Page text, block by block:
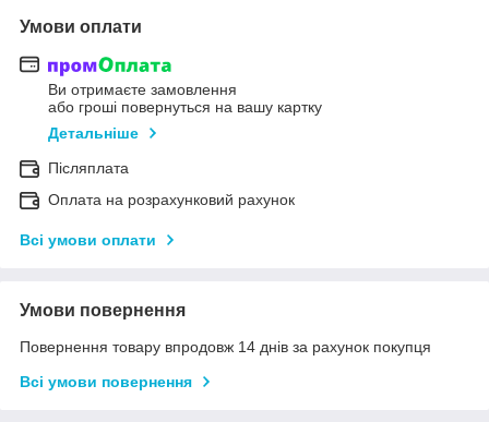
Умови оплати
Ви отримаєте замовлення
або гроші повернуться на вашу картку
Детальніше
Післяплата
Оплата на розрахунковий рахунок
Всі умови оплати
Умови повернення
Повернення товару впродовж 14 днів за рахунок покупця
Всі умови повернення